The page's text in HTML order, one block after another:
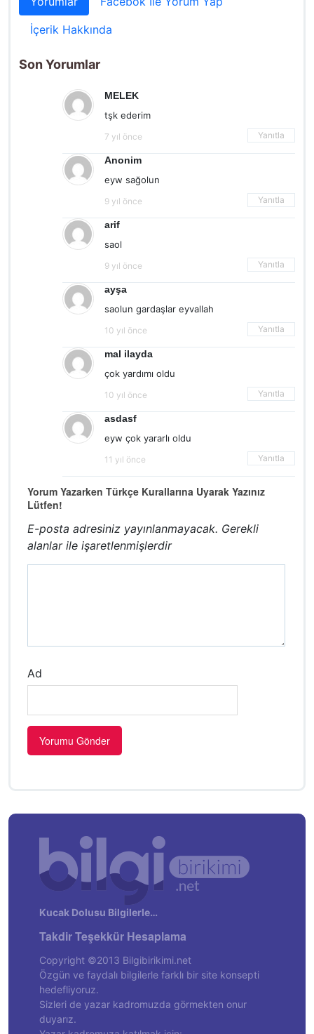
İçerik Hakkında
Son Yorumlar
MELEK
tşk ederim
7 yıl önce Yanıtla
Anonim
eyw sağolun
9 yıl önce Yanıtla
arif
saol
9 yıl önce Yanıtla
ayşa
saolun gardaşlar eyvallah
10 yıl önce Yanıtla
mal ilayda
çok yardımı oldu
10 yıl önce Yanıtla
asdasf
eyw çok yararlı oldu
11 yıl önce Yanıtla
Yorum Yazarken Türkçe Kurallarına Uyarak Yazınız
Lütfen!
E-posta adresiniz yayınlanmayacak. Gerekli
alanlar ile işaretlenmişlerdir
Ad
Kucak Dolusu Bilgilerle…
Takdir Teşekkür Hesaplama
Copyright ©2013 Bilgibirikimi.net
Özgün ve faydalı bilgilerle farklı bir site konsepti
hedefliyoruz.
Sizleri de yazar kadromuzda görmekten onur
duyarız.